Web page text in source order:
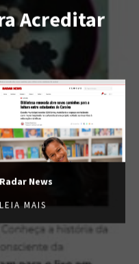
Acreditar
Radar News
LEIA MAIS